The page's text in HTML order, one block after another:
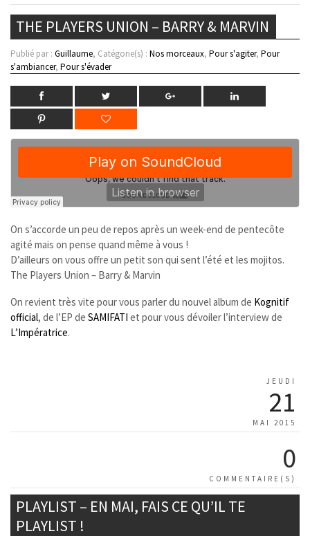
THE PLAYERS UNION – BARRY & MARVIN
Publié par : Guillaume, Catégorie(s) : Nos morceaux, Pour s'agiter, Pour
s'ambiancer, Pour s'évader
On s’accorde un peu de repos après un week-end de pentecôte
agité mais on pense quand même à vous !
D’ailleurs on vous offre un petit son qui sent l’été et les mojitos.
The Players Union – Barry & Marvin
On revient très vite pour vous parler du nouvel album de Kognitif
official, de l’EP de SAMIFATI et pour vous dévoiler l’interview de
L’Impératrice.
JEUDI
21
MAI 2015
0
COMMENTAIRE(S)
PLAYLIST – EN MAI, FAIS CE QU’IL TE
PLAYLIST !